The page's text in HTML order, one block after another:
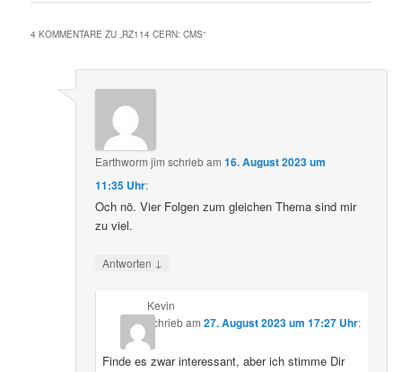
4 KOMMENTARE ZU „ RZ114 CERN: CMS“
Earthworm jim schriebam16. August 2023 um
11:35 Uhr:
Och nö. Vier Folgen zum gleichen Thema sind mir
zu viel.
Antworten ↓
Kevin
schriebam 27. August 2023 um 17:27 Uhr:
Finde es zwar interessant, aber ich stimme Dir